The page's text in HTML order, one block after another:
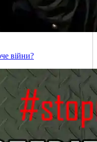
війни?